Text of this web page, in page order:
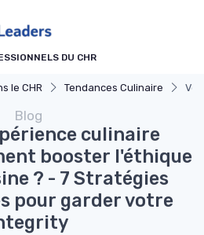
DU CHR
le CHR Tendances Culinaire
Blog
culinaire
booster l'éthique
? - 7 Stratégies
pour garder votre